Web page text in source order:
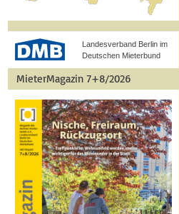
Landesverband Berlin im
Deutschen Mieterbund
MieterMagazin 7+8/2026